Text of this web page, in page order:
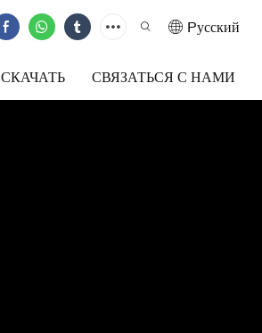
Pусский
СКАЧАТЬ СВЯЗАТЬСЯ С НАМИ